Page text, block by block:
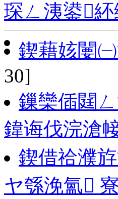
琛ㄥ洟鍙
鍥藉姟闄
30]
鏁欒偛閮
鍏诲伐浣滄
鍥借祫濮
ヤ綔浼氳